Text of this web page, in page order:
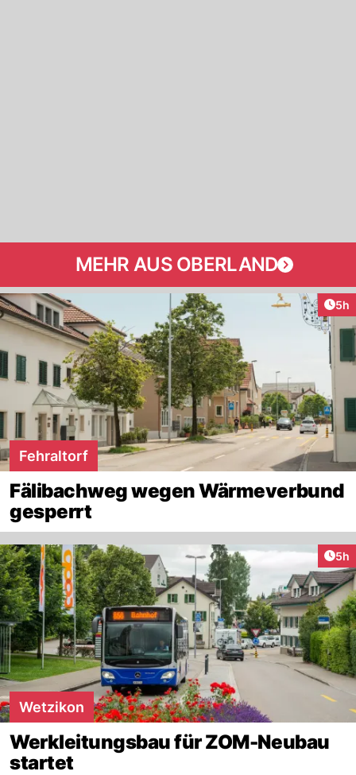
MEHR AUS OBERLAND
5h
Fehraltorf
Fälibachweg wegen Wärmeverbund
gesperrt
5h
Wetzikon
Werkleitungsbau für ZOM-Neubau
startet